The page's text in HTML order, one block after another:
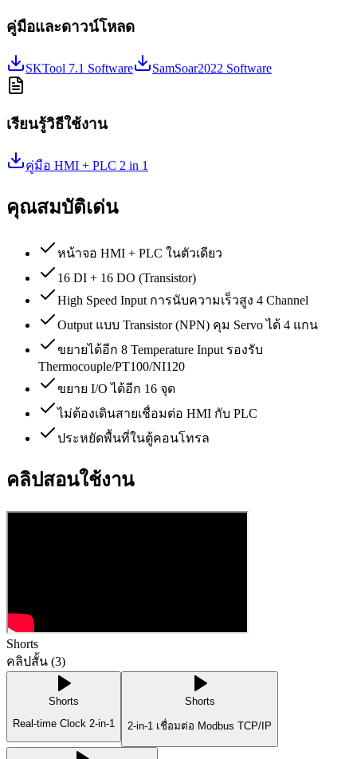
คู่มือและดาวน์โหลด
SKTool 7.1 Software SamSoar2022 Software
เรียนรู้วิธีใช้งาน
คู่มือ HMI + PLC 2 in 1
คุณสมบัติเด่น
หน้าจอ HMI + PLC ในตัวเดียว
16 DI + 16 DO (Transistor)
High Speed Input การนับความเร็วสูง 4 Channel
Output แบบ Transistor (NPN) คุม Servo ได้ 4 แกน
ขยายได้อีก 8 Temperature Input รองรับ
Thermocouple/PT100/NI120
ขยาย I/O ได้อีก 16 จุด
ไม่ต้องเดินสายเชื่อมต่อ HMI กับ PLC
ประหยัดพื้นที่ในตู้คอนโทรล
คลิปสอนใช้งาน
Shorts
คลิปสั้น (3)
Shorts
Real-time Clock 2-in-1
Shorts
2-in-1 เชื่อมต่อ Modbus TCP/IP